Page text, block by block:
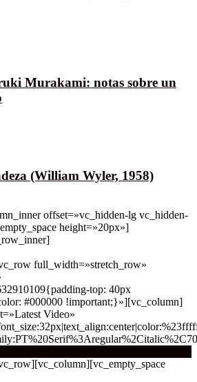
Murakami: notas sobre un
(William Wyler, 1958)
offset=»vc_hidden-lg vc_hidden-
height=»20px»]
full_width=»stretch_row»
top: 40px
#000000 !important;}»][vc_column]
Video»